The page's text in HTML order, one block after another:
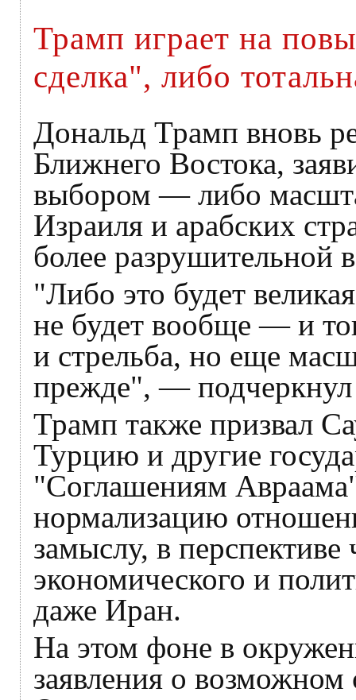
Трамп играет на
сделка", либо
Дональд Трамп вновь
Ближнего Востока,
выбором — либо
Израиля и арабских
более разрушительной
"Либо это будет
не будет вообще — и
и стрельба, но еще
прежде", — подчеркнул
Трамп также призвал
Турцию и другие
"Соглашениям
нормализацию
замыслу, в перспективе
экономического и
даже Иран.
На этом фоне в
заявления о